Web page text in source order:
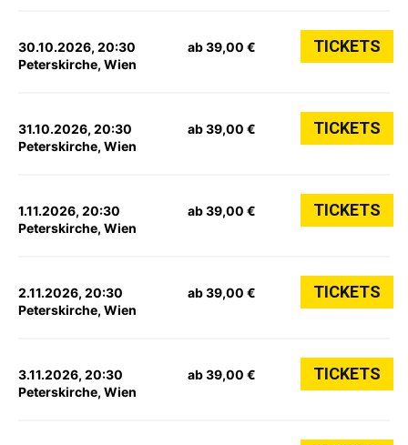
30.10.2026, 20:30
Peterskirche, Wien
ab 39,00 € TICKETS
31.10.2026, 20:30
Peterskirche, Wien
ab 39,00 € TICKETS
1.11.2026, 20:30
Peterskirche, Wien
ab 39,00 € TICKETS
2.11.2026, 20:30
Peterskirche, Wien
ab 39,00 € TICKETS
3.11.2026, 20:30
Peterskirche, Wien
ab 39,00 € TICKETS